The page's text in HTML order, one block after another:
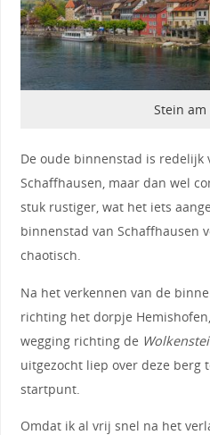
Stein am
De oude binnenstad is redelijk
Schaffhausen, maar dan wel
stuk rustiger, wat het iets
binnenstad van Schaffhausen
chaotisch.
Na het verkennen van de
richting het dorpje
wegging richting de
uitgezocht liep over deze berg
startpunt.
Omdat ik al vrij snel na het